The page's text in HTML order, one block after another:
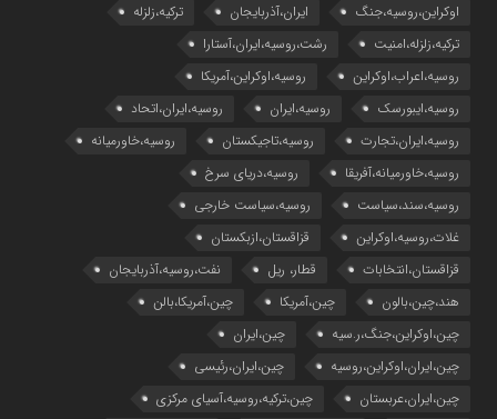
اوکراین،روسیه،جنگ
ایران،آذربایجان
ترکیه،زلزله
ترکیه،زلزله،امنیت
رشت،روسیه،ایران،آستارا
روسیه،اعراب،اوکراین
روسیه،اوکراین،آمریکا
روسیه،ایبورسک
روسیه،ایران
روسیه،ایران،اتحاد
روسیه،ایران،تجارت
روسیه،تاجیکستان
روسیه،خاورمیانه
روسیه،خاورمیانه،آفریقا
روسیه،دریای سرخ
روسیه،سند،سیاست
روسیه،سیاست خارجی
غلات،روسیه،اوکراین
قزاقستان،ازبکستان
قزاقستان،انتخابات
قطار، ریل
نفت،روسیه،آذربایجان
هند،چین،بالون
چین،آمریکا
چین،آمریکا،بالن
چین،اوکراین،جنگ،ر.سیه
چین،ایران
چین،ایران،اوکراین،روسیه
چین،ایران،رئیسی
چین،ایران،عربستان
چین،ترکیه،روسیه،آسیای مرکزی